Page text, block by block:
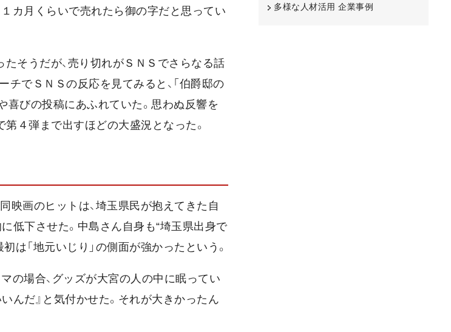
カ月くらいで売れたら御の字だと思ってい
そうだが、売り切れがＳＮＳでさらなる話
チでＳＮＳの反応を見てみると、「伯爵邸の
喜びの投稿にあふれていた。思わぬ反響を
４弾まで出すほどの大盛況となった。
映画のヒットは、埼玉県民が抱えてきた自
低下させた。中島さん自身も“埼玉県出身で
は「地元いじり」の側面が強かったという。
の場合、グッズが大宮の人の中に眠ってい
んだ』と気付かせた。それが大きかったん
多様な人材活用 企業事例